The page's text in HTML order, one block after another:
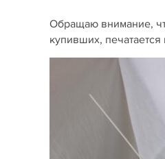
Обращаю внимание,
купивших,